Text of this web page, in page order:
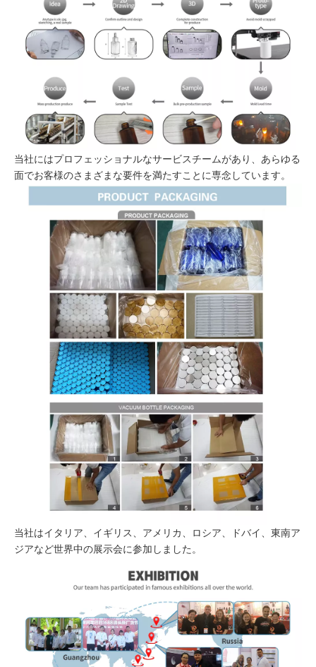
当社にはプロフェッショナルなサービスチームがあり、あらゆる
面でお客様のさまざまな要件を満たすことに専念しています。
当社はイタリア、イギリス、アメリカ、ロシア、ドバイ、東南ア
ジアなど世界中の展示会に参加しました。